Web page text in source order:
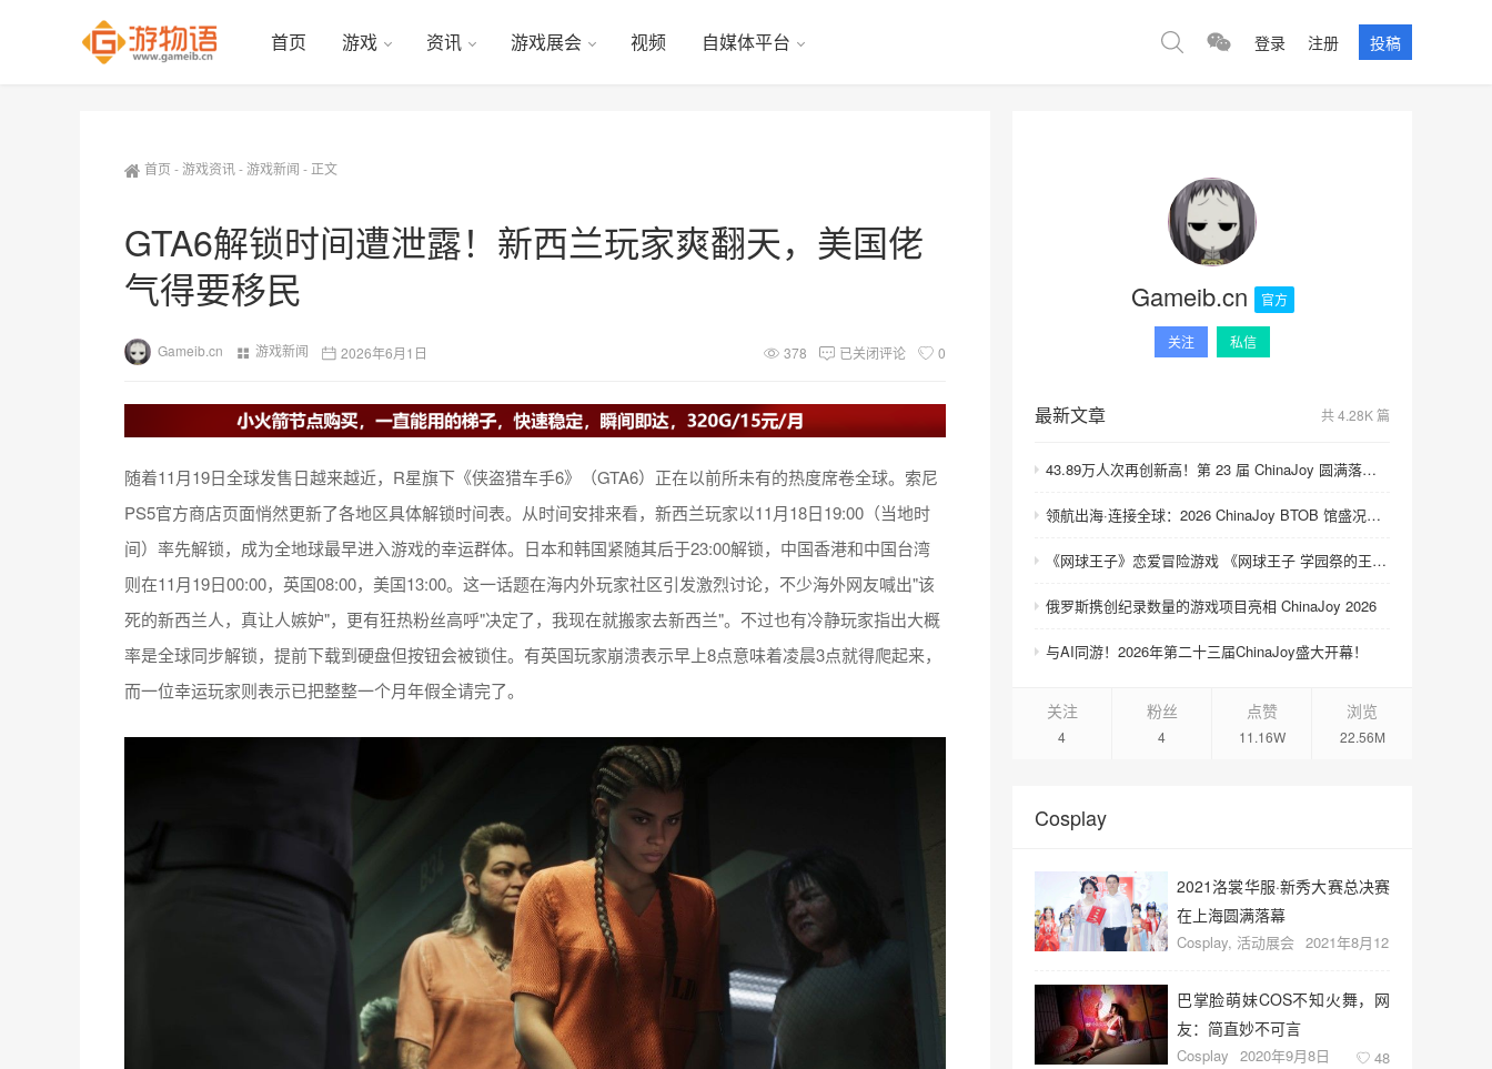
首页 游戏 资讯 游戏展会 视频 自媒体平台 登录 注册 投稿
首页 -游戏资讯-游戏新闻 - 正文
GTA6解锁时间遭泄露！新西兰玩家爽翻天，美国佬
气得要移民
Gameib.cn 游戏新闻 2026年6月1日 378 已关闭评论 0
随着11月19日全球发售日越来越近，R星旗下《侠盗猎车手6》（GTA6）正在以前所未有的热度席卷全球。索尼
PS5官方商店页面悄然更新了各地区具体解锁时间表。从时间安排来看，新西兰玩家以11月18日19:00（当地时
间）率先解锁，成为全地球最早进入游戏的幸运群体。日本和韩国紧随其后于23:00解锁，中国香港和中国台湾
则在11月19日00:00，英国08:00，美国13:00。这一话题在海内外玩家社区引发激烈讨论，不少海外网友喊出"该
死的新西兰人，真让人嫉妒"，更有狂热粉丝高呼"决定了，我现在就搬家去新西兰"。不过也有冷静玩家指出大概
率是全球同步解锁，提前下载到硬盘但按钮会被锁住。有英国玩家崩溃表示早上8点意味着凌晨3点就得爬起来，
而一位幸运玩家则表示已把整整一个月年假全请完了。
Gameib.cn 官方
关注 私信
最新文章 共 4.28K 篇
43.89万人次再创新高！第 23 届 ChinaJoy 圆满落幕：感谢有你，共赴这场“与 AI 同游”的盛夏之约
领航出海·连接全球：2026 ChinaJoy BTOB 馆盛况空前
《网球王子》恋爱冒险游戏 《网球王子 学园祭的王子们 ♡-40 and more…》与《网球王子 心跳求生 Tie break ♡game》发售
俄罗斯携创纪录数量的游戏项目亮相 ChinaJoy 2026
与AI同游！2026年第二十三届ChinaJoy盛大开幕！
关注
4
粉丝
4
点赞
11.16W
浏览
22.56M
Cosplay
2021洛裳华服·新秀大赛总决赛
在上海圆满落幕
Cosplay, 活动展会 2021年8月12
巴掌脸萌妹COS不知火舞，网
友：简直妙不可言
Cosplay 2020年9月8日 48